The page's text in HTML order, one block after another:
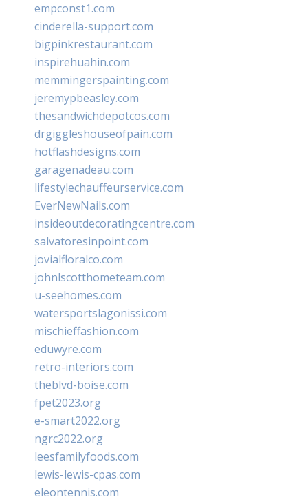
empconst1.com
cinderella-support.com
bigpinkrestaurant.com
inspirehuahin.com
memmingerspainting.com
jeremypbeasley.com
thesandwichdepotcos.com
drgiggleshouseofpain.com
hotflashdesigns.com
garagenadeau.com
lifestylechauffeurservice.com
EverNewNails.com
insideoutdecoratingcentre.com
salvatoresinpoint.com
jovialfloralco.com
johnlscotthometeam.com
u-seehomes.com
watersportslagonissi.com
mischieffashion.com
eduwyre.com
retro-interiors.com
theblvd-boise.com
fpet2023.org
e-smart2022.org
ngrc2022.org
leesfamilyfoods.com
lewis-lewis-cpas.com
eleontennis.com